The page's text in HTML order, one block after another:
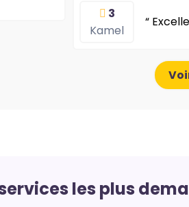
3
Kamel
“
les plus